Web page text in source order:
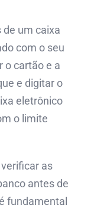
de um caixa
com o seu
o cartão e a
e digitar o
eletrônico
o limite
as
antes de
fundamental